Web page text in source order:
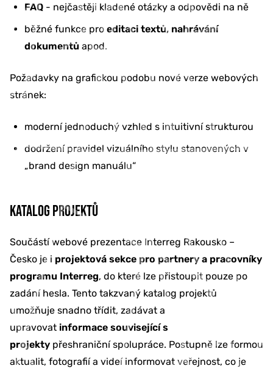
FAQ - nejčastěji kladené otázky a odpovědi na ně
běžné funkce pro editaci textů, nahrávání
dokumentů apod.
Požadavky na grafickou podobu nové verze webových
stránek:
moderní jednoduchý vzhled s intuitivní strukturou
dodržení pravidel vizuálního stylu stanovených v
„brand design manuálu“
KATALOG PROJEKTŮ
Součástí webové prezentace Interreg Rakousko –
Česko je i projektová sekce pro partnery a pracovníky
programu Interreg, do které lze přistoupit pouze po
zadání hesla. Tento takzvaný katalog projektů
umožňuje snadno třídit, zadávat a
upravovat informace související s
projekty přeshraniční spolupráce. Postupně lze formou
aktualit, fotografií a videí informovat veřejnost, co je